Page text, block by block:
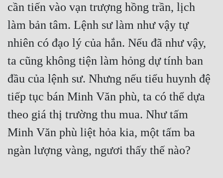
cần tiến vào vạn trượng hồng trần, lịch
làm bản tâm. Lệnh sư làm như vậy tự
nhiên có đạo lý của hắn. Nếu đã như vậy,
ta cũng không tiện làm hỏng dự tính ban
đầu của lệnh sư. Nhưng nếu tiểu huynh đệ
tiếp tục bán Minh Văn phù, ta có thể dựa
theo giá thị trường thu mua. Như tấm
Minh Văn phù liệt hỏa kia, một tấm ba
ngàn lượng vàng, ngươi thấy thế nào?